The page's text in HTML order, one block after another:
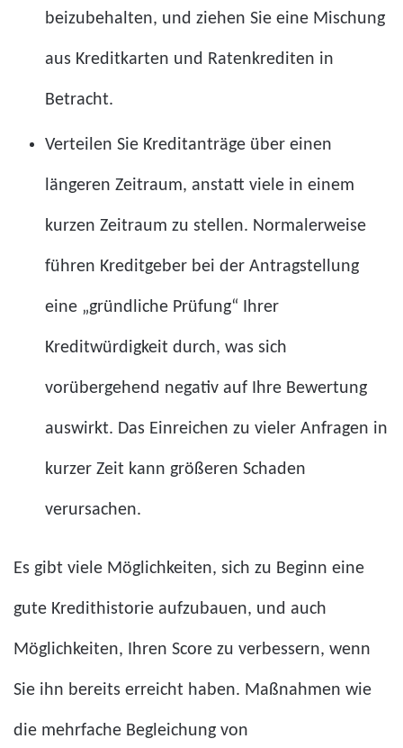
beizubehalten, und ziehen Sie eine Mischung
aus Kreditkarten und Ratenkrediten in
Betracht.
Verteilen Sie Kreditanträge über einen
längeren Zeitraum, anstatt viele in einem
kurzen Zeitraum zu stellen. Normalerweise
führen Kreditgeber bei der Antragstellung
eine „gründliche Prüfung“ Ihrer
Kreditwürdigkeit durch, was sich
vorübergehend negativ auf Ihre Bewertung
auswirkt. Das Einreichen zu vieler Anfragen in
kurzer Zeit kann größeren Schaden
verursachen.
Es gibt viele Möglichkeiten, sich zu Beginn eine
gute Kredithistorie aufzubauen, und auch
Möglichkeiten, Ihren Score zu verbessern, wenn
Sie ihn bereits erreicht haben. Maßnahmen wie
die mehrfache Begleichung von